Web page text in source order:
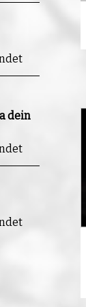
dein